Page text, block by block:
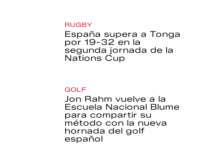
RUGBY
España supera a Tonga
por 19-32 en la
segunda jornada de la
Nations Cup
GOLF
Jon Rahm vuelve a la
Escuela Nacional Blume
para compartir su
método con la nueva
hornada del golf
español